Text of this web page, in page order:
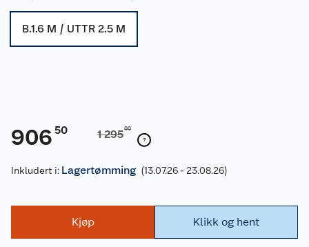
B.1.6 M / UTTR 2.5 M
906 50 1 29500
Inkludert i: Lagertømming (13.07.26 - 23.08.26)
Kjøp Klikk og hent